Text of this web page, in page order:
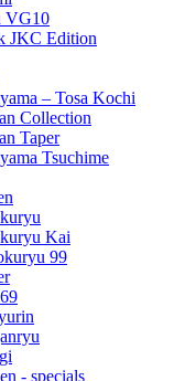
VG10
JKC Edition
– Tosa Kochi
Collection
Taper
Tsuchime
Kai
99
- specials